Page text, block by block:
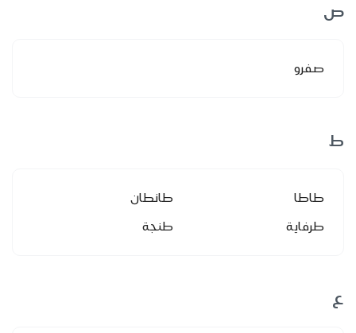
ص
صفرو
ط
طاطا
طانطان
طرفاية
طنجة
ع